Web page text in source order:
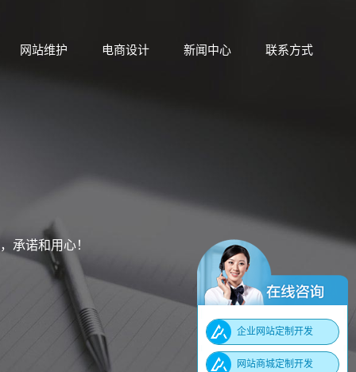
网站维护 电商设计 新闻中心 联系方式
承诺和用心！
企业网站定制开发
网站商城定制开发